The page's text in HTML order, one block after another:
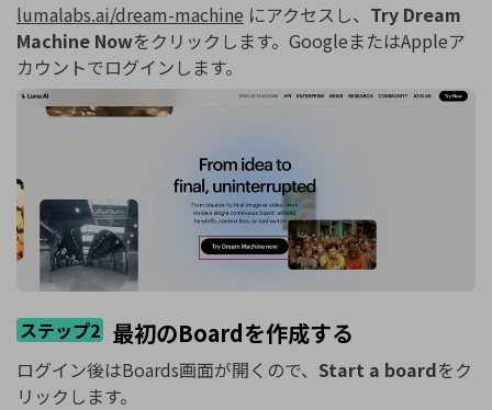
lumalabs.ai/dream-machine にアクセスし、 Try Dream
Machine Nowをクリックします。GoogleまたはAppleア
カウントでログインします。
ステップ2 最初のBoardを作成する
ログイン後はBoards画面が開くので、 Start a boardをク
リックします。